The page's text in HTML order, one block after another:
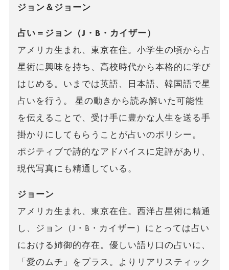
ジョン＆ジョーン
占い＝ジョン（J・B・カイザー）
アメリカ生まれ、東京在住。小学生の頃から占
星術に興味を持ち、高校時代から本格的に学び
はじめる。いまでは英語、日本語、韓国語で星
占いを行う。 星の動きから読み解いた可能性
を伝えることで、受け手に豊かな人生を送る手
掛かりにしてもらうことが占いのポリシー。
ポジティブで詩的なアドバイスに定評があり、
現代写真にも精通している。
ジョーン
アメリカ生まれ、東京在住。西洋占星術に精通
し、ジョン（J・B・カイザー）にとっては占い
における姉御的存在。優しい語り口の占いに、
「愛のムチ」をプラス。よりリアリスティック